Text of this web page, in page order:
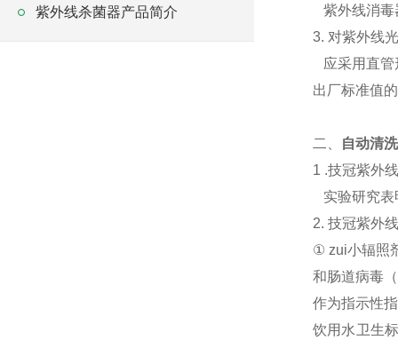
紫外线杀菌器产品简介
紫外线消毒
3. 对紫外线
应采用直管
出厂标准值
二、
自动清
1 .技冠紫外
实验研究表
2. 技冠紫外
① zui小辐照
和肠道病毒
作为指示性
饮用水卫生